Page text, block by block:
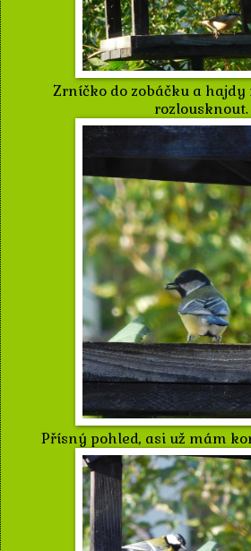
Zrníčko do zobáčku a hajdy
rozlousknout.
Přísný pohled, asi už mám